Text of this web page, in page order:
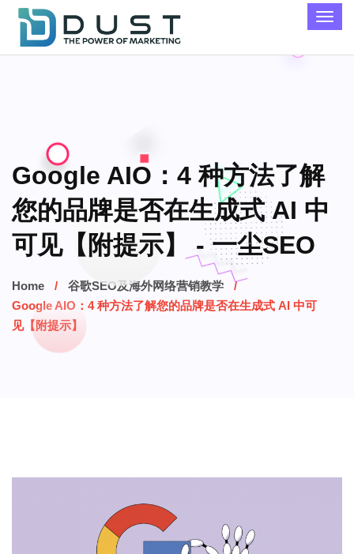
Google AIO：4 种方法了解
您的品牌是否在生成式 AI 中
可见【附提示】 - 一尘SEO
Home
谷歌SEO及海外网络营销教学
Google AIO：4 种方法了解您的品牌是否在生成式 AI 中可
见【附提示】